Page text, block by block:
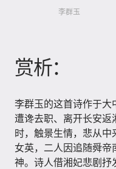
李群玉
赏析：
李群玉的这首诗作于大
遭谗去职、离开长安返
时，触景生情，悲从中
女英，二人因追随舜帝
神。诗人借湘妃悲剧抒